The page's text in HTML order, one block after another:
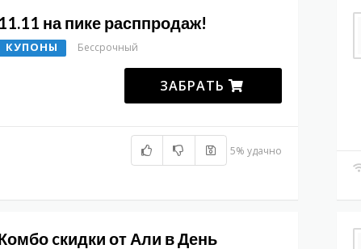
11.11 на пике расппродаж!
КУПОНЫ Бессрочный
ЗАБРАТЬ
5% удачно
cкидки от Али в День